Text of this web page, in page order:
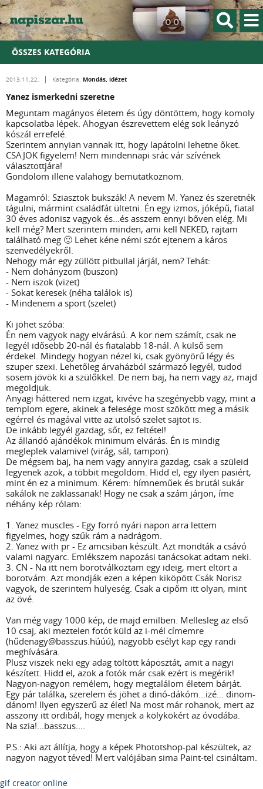
ÖSSZES KATEGÓRIA
2013.11.22. Kategória: Mondás, idézet
Yanez ismerkedni szeretne
Meguntam magányos életem és úgy döntöttem, hogy komoly
kapcsolatba lépek. Ahogyan észrevettem elég sok leányzó
kószál errefelé.
Szerintem annyian vannak itt, hogy lapátolni lehetne őket.
CSAJOK figyelem! Nem mindennapi srác vár szívének
választottjára!
Gondolom illene valahogy bemutatkoznom.
Magamról: Sziasztok bukszák! A nevem M. Yanez és szeretnék
tágulni, mármint családfát ültetni. Én egy izmos, jóképű, fiatal
30 éves adonisz vagyok és...és asszem ennyi bőven elég. Mi
kell még? Mert szerintem minden, ami kell NEKED, rajtam
található meg 🙂 Lehet kéne némi szót ejtenem a káros
szenvedélyekről.
Nehogy már egy züllött pitbullal járjál, nem? Tehát:
- Nem dohányzom (buszon)
- Nem iszok (vizet)
- Sokat keresek (néha találok is)
- Mindenem a sport (szelet)
Ki jöhet szóba:
Én nem vagyok nagy elvárású. A kor nem számít, csak ne
legyél idősebb 20-nál és fiatalabb 18-nál. A külső sem
érdekel. Mindegy hogyan nézel ki, csak gyönyörű légy és
szuper szexi. Lehetőleg árvaházból származó legyél, tudod
sosem jövök ki a szülőkkel. De nem baj, ha nem vagy az, majd
megoldjuk.
Anyagi háttered nem izgat, kivéve ha szegényebb vagy, mint a
templom egere, akinek a felesége most szökött meg a másik
egérrel és magával vitte az utolsó szelet sajtot is.
De inkább legyél gazdag, sőt, ez feltétel!
Az állandó ajándékok minimum elvárás. Én is mindig
megleplek valamivel (virág, sál, tampon).
De mégsem baj, ha nem vagy annyira gazdag, csak a szüleid
legyenek azok, a többit megoldom. Hidd el, egy ilyen pasiért,
mint én ez a minimum. Kérem: hímneműek és brutál sukár
sakálok ne zaklassanak! Hogy ne csak a szám járjon, íme
néhány kép rólam:
1. Yanez muscles - Egy forró nyári napon arra lettem
figyelmes, hogy szűk rám a nadrágom.
2. Yanez with pr - Ez amcsiban készült. Azt mondták a csávó
valami nagyarc. Emlékszem napozási tanácsokat adtam neki.
3. CN - Na itt nem borotválkoztam egy ideig, mert eltört a
borotvám. Azt mondják ezen a képen kiköpött Csák Norisz
vagyok, de szerintem hülyeség. Csak a cipőm itt olyan, mint
az övé.
Van még vagy 1000 kép, de majd emilben. Mellesleg az első
10 csaj, aki meztelen fotót küld az i-mél címemre
(hűdenagy@basszus.húúú), nagyobb esélyt kap egy randi
meghívására.
Plusz viszek neki egy adag töltött káposztát, amit a nagyi
készített. Hidd el, azok a fotók már csak ezért is megérik!
Nagyon-nagyon remélem, hogy megtalálom életem bárját.
Egy pár találka, szerelem és jöhet a dinó-dákóm...izé... dinom-
dánom! Ilyen egyszerű az élet! Na most már rohanok, mert az
asszony itt ordibál, hogy menjek a kölykökért az óvodába.
Na szia!...basszus....
P.S.: Aki azt állítja, hogy a képek Phototshop-pal készültek, az
nagyon nagyot téved! Mert valójában sima Paint-tel csináltam.
gif creator online